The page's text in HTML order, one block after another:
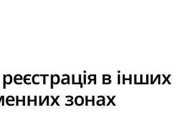
в інших
зонах